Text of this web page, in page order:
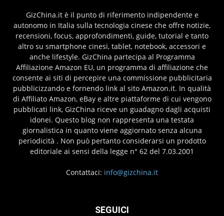
GizChina.it è il punto di riferimento indipendente e
autonomo in Italia sulla tecnologia cinese che offre notizie,
recensioni, focus, approfondimenti, guide, tutorial e tanto
altro su smartphone cinesi, tablet, notebook, accessori e
anche lifestyle. GizChina partecipa al Programma
Affiliazione Amazon EU, un programma di affiliazione che
consente ai siti di percepire una commissione pubblicitaria
pubblicizzando e fornendo link al sito Amazon.it. In qualità
di Affiliato Amazon, eBay e altre piattaforme di cui vengono
pubblicati link, GizChina riceve un guadagno dagli acquisti
idonei. Questo blog non rappresenta una testata
giornalistica in quanto viene aggiornato senza alcuna
periodicità . Non può pertanto considerarsi un prodotto
editoriale ai sensi della legge n° 62 del 7.03.2001
Contattaci: info@gizchina.it
SEGUICI